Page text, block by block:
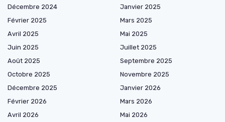
Décembre 2024
Janvier 2025
Février 2025
Mars 2025
Avril 2025
Mai 2025
Juin 2025
Juillet 2025
Août 2025
Septembre 2025
Octobre 2025
Novembre 2025
Décembre 2025
Janvier 2026
Février 2026
Mars 2026
Avril 2026
Mai 2026